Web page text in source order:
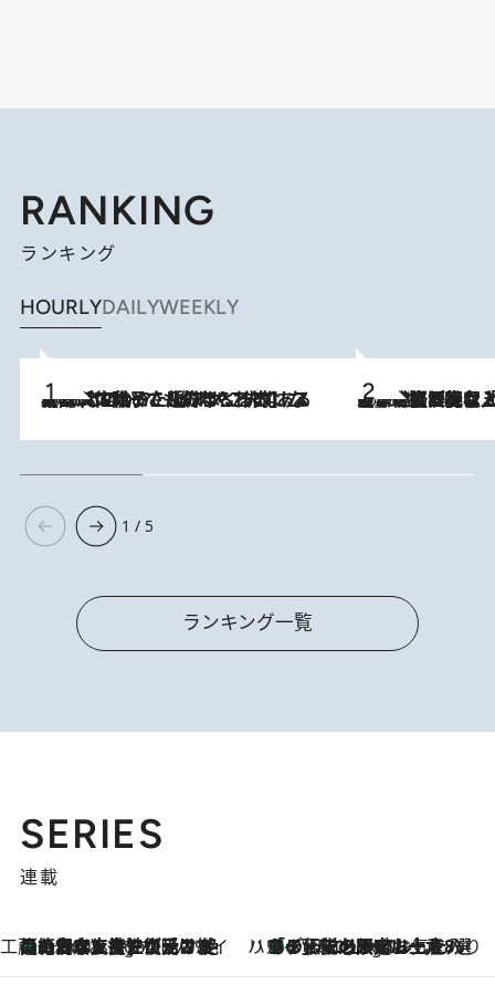
RANKING
ランキング
HOURLYDAILYWEEKLY
2026.8.5
【阿川佐和子さんの年とる力】なぜ70代で始めた趣味は“こんなに楽しい”のか？ ピアノ、俳句…スランプに陥っても続けられる“ある秘訣”とは 2026.8.5
【なぜ吉沢亮は「気配を消せる」のか？】興行収入208億の『国宝』を経て挑むミュージカル『ディア・エヴァン・ハンセン』。トップ俳優が舞台上でさらけ出した“孤独”とは
1 / 5
ランキング一覧
SERIES
連載
工藤まやのおもてなしハワイ
5 Hours Ago
【ハワイ土産】ローカルの絶大な支持で復活！ 絶品の幻クッキー《元ファンの日本人女性が受け継いだ名店》 ハワイ賢者 リサのお気に入りリスト5 Hours Ago
あの伝説の限定トートも！ リニューアルした「ディーン＆デルーカ ハワイ」で必須のお土産8選